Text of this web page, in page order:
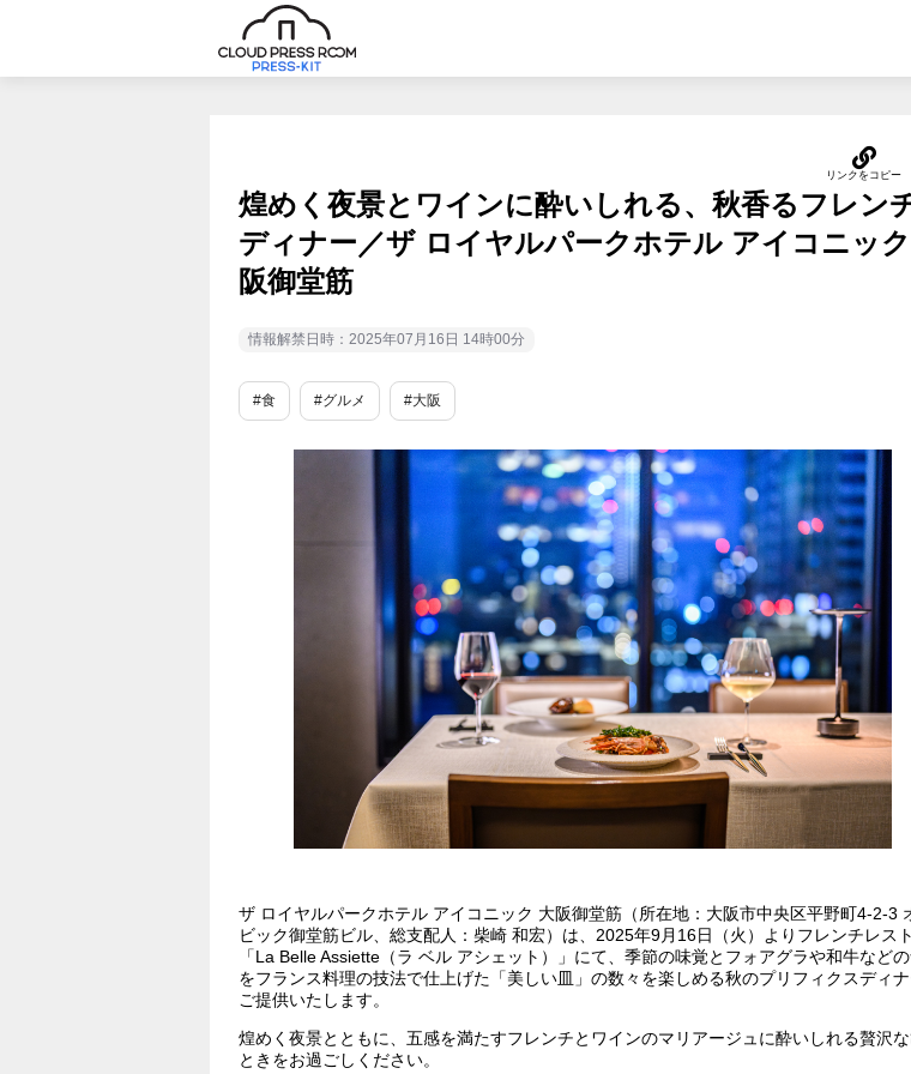
煌めく夜景とワインに酔いしれる、秋香るフレン
ディナー／ザ ロイヤルパークホテル アイコニッ
阪御堂筋
情報解禁日時：2025年07月16日 14時00分
#食 #グルメ #大阪
ザ ロイヤルパークホテル アイコニック 大阪御堂筋（所在地：大阪市中央区平野町4-2-3
ビック御堂筋ビル、総支配人：柴崎 和宏）は、2025年9月16日（火）よりフレンチレス
「La Belle Assiette（ラ ベル アシェット）」にて、季節の味覚とフォアグラや和牛など
をフランス料理の技法で仕上げた「美しい皿」の数々を楽しめる秋のプリフィクスディ
ご提供いたします。
煌めく夜景とともに、五感を満たすフレンチとワインのマリアージュに酔いしれる贅沢な
ときをお過ごしください。